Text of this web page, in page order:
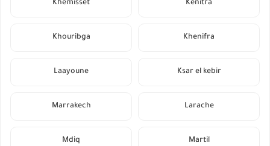
Kénitra
Khemisset
Khenifra
Khouribga
Ksar el kebir
Laayoune
Larache
Marrakech
Martil
Mdiq